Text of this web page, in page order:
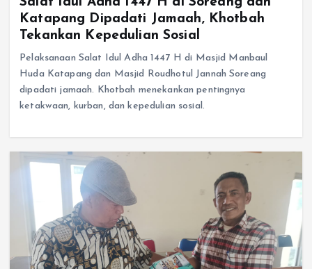
Katapang Dipadati Jamaah, Khotbah
Tekankan Kepedulian Sosial
Pelaksanaan Salat Idul Adha 1447 H di Masjid Manbaul
Huda Katapang dan Masjid Roudhotul Jannah Soreang
dipadati jamaah. Khotbah menekankan pentingnya
ketakwaan, kurban, dan kepedulian sosial.